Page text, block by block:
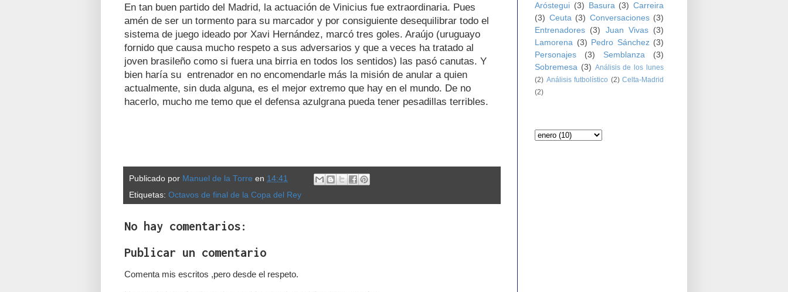
En tan buen partido del Madrid, la actuación de Vinicius fue extraordinaria. Pues
amén de ser un tormento para su marcador y por consiguiente desequilibrar todo el
sistema de juego ideado por Xavi Hernández, marcó tres goles. Araújo (uruguayo
fornido que causa mucho respeto a sus adversarios y que a veces ha tratado al
joven brasileño como si fuera una birria en todos los sentidos) las pasó canutas. Y
bien haría su entrenador en no encomendarle más la misión de anular a quien
actualmente, sin duda alguna, es el mejor extremo que hay en el mundo. De no
hacerlo, mucho me temo que el defensa azulgrana pueda tener pesadillas terribles.
Publicado por Manuel de la Torre en 14:41
Etiquetas: Octavos de final de la Copa del Rey
No hay comentarios:
Publicar un comentario
Comenta mis escritos ,pero desde el respeto.
Aróstegui (3) Basura (3) Carreira
(3) Ceuta (3) Conversaciones (3)
Entrenadores (3) Juan Vivas
(3)
Lamorena (3) Pedro Sánchez (3)
Personajes
(3) Semblanza
(3)
Sobremesa (3) Análisis de los lunes
(2) Análisis futbolístico (2) Celta-Madrid
(2)